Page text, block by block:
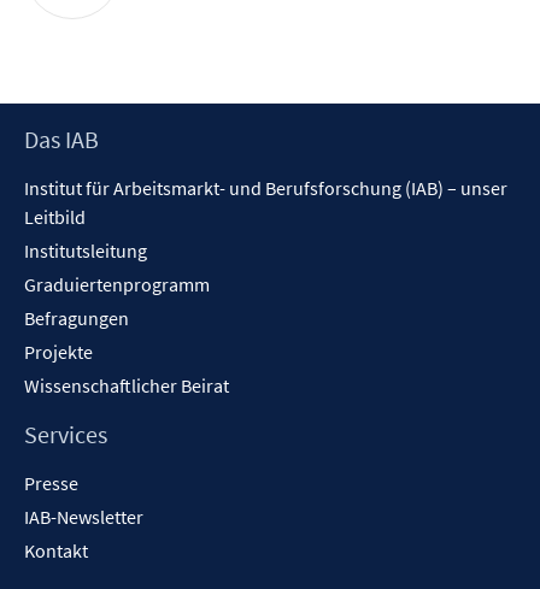
Footer
Das IAB
Institut für Arbeitsmarkt- und Berufsforschung (IAB) – unser
Leitbild
Institutsleitung
Graduiertenprogramm
Befragungen
Projekte
Wissenschaftlicher Beirat
Services
Presse
IAB-Newsletter
Kontakt